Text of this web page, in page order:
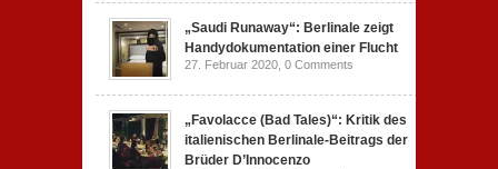
„Saudi Runaway“: Berlinale zeigt
Handydokumentation einer Flucht
27. Februar 2020, 0 Comments
„Favolacce (Bad Tales)“: Kritik des
italienischen Berlinale-Beitrags der
Brüder D’Innocenzo